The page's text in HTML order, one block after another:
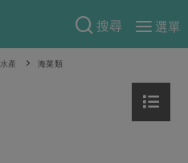
搜尋
選單
水產 海菜類